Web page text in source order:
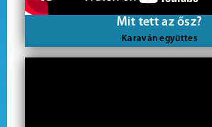
Mit tett az ősz?
Karaván együttes